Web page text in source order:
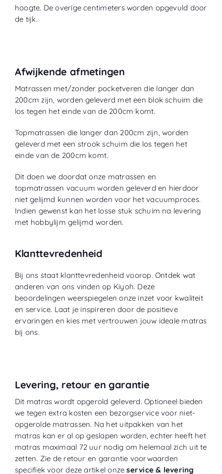
hoogte. De overige centimeters worden opgevuld door
de tijk.
Afwijkende afmetingen
Matrassen met/zonder pocketveren die langer dan
200cm zijn, worden geleverd met een blok schuim die
los tegen het einde van de 200cm komt.
Topmatrassen die langer dan 200cm zijn, worden
geleverd met een strook schuim die los tegen het
einde van de 200cm komt.
Dit doen we doordat onze matrassen en
topmatrassen vacuum worden geleverd en hierdoor
niet gelijmd kunnen worden voor het vacuumproces.
Indien gewenst kan het losse stuk schuim na levering
met hobbylijm gelijmd worden.
Klanttevredenheid
Bij ons staat klanttevredenheid voorop. Ontdek wat
anderen van ons vinden op Kiyoh. Deze
beoordelingen weerspiegelen onze inzet voor kwaliteit
en service. Laat je inspireren door de positieve
ervaringen en kies met vertrouwen jouw ideale matras
bij ons.
Levering, retour en garantie
Dit matras wordt opgerold geleverd. Optioneel bieden
we tegen extra kosten een bezorgservice voor niet-
opgerolde matrassen. Na het uitpakken van het
matras kan er al op geslapen worden, echter heeft het
matras maximaal 72 uur nodig om helemaal zich uit te
zetten. Zie de retour en garantie voorwaarden
specifiek voor deze artikel onzeservice & levering